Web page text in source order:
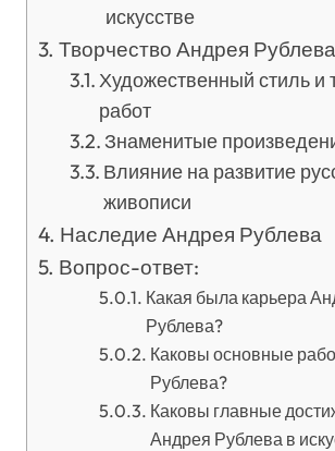
искусстве
Творчество Андрея Рублева
Художественный стиль и
работ
Знаменитые
Влияние на развитие
живописи
Наследие Андрея Рублева
Вопрос-ответ:
Какая была карьера
Рублева?
Каковы основные
Рублева?
Каковы главные
Андрея Рублева в